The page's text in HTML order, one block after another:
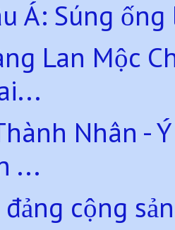
Á: Súng
Lan Mộc
Nhân -
...
đảng cộng